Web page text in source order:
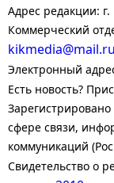
Адрес редакции: г.
Коммерческий
kikmedia@mail.ru
Электронный
Есть новость?
сфере связи,
коммуникаций
Свидетельство о